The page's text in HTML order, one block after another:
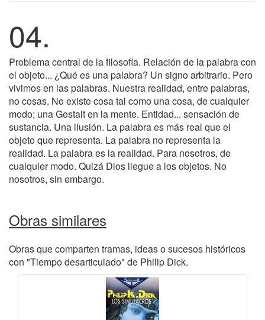
04.
Problema central de la filosofía. Relación de la palabra con
el objeto... ¿Qué es una palabra? Un signo arbitrario. Pero
vivimos en las palabras. Nuestra realidad, entre palabras,
no cosas. No existe cosa tal como una cosa, de cualquier
modo; una Gestalt en la mente. Entidad... sensación de
sustancia. Una ilusión. La palabra es más real que el
objeto que representa. La palabra no representa la
realidad. La palabra es la realidad. Para nosotros, de
cualquier modo. Quizá Dios llegue a los objetos. No
nosotros, sin embargo.
Obras similares
Obras que comparten tramas, ideas o sucesos históricos
con "Tiempo desarticulado" de Philip Dick.